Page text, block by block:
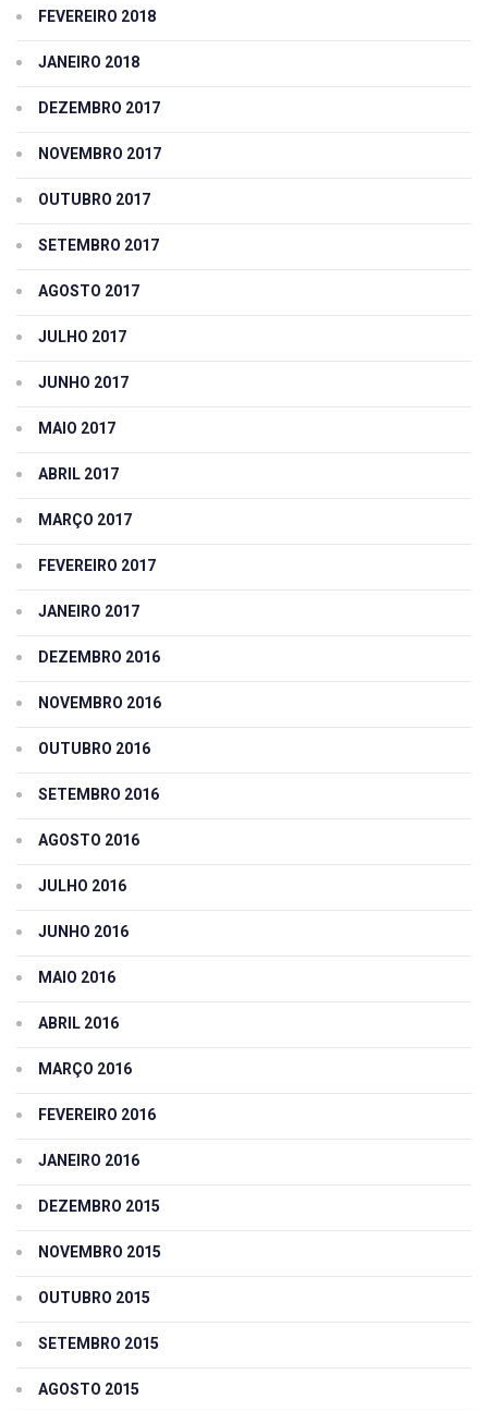
FEVEREIRO 2018
JANEIRO 2018
DEZEMBRO 2017
NOVEMBRO 2017
OUTUBRO 2017
SETEMBRO 2017
AGOSTO 2017
JULHO 2017
JUNHO 2017
MAIO 2017
ABRIL 2017
MARÇO 2017
FEVEREIRO 2017
JANEIRO 2017
DEZEMBRO 2016
NOVEMBRO 2016
OUTUBRO 2016
SETEMBRO 2016
AGOSTO 2016
JULHO 2016
JUNHO 2016
MAIO 2016
ABRIL 2016
MARÇO 2016
FEVEREIRO 2016
JANEIRO 2016
DEZEMBRO 2015
NOVEMBRO 2015
OUTUBRO 2015
SETEMBRO 2015
AGOSTO 2015